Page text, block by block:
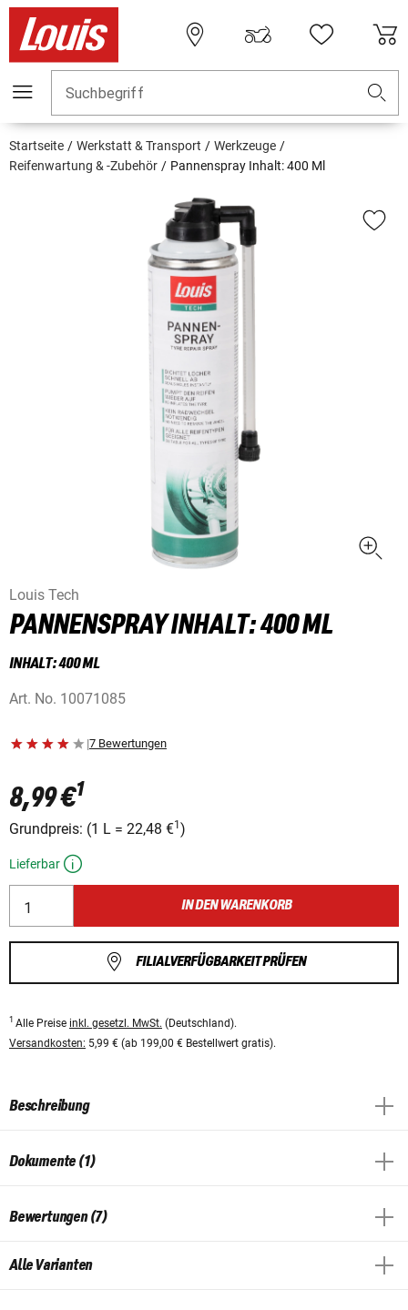
Suchbegriff
Startseite Werkstatt & Transport
Werkzeuge
Reifenwartung & -Zubehör
Pannenspray Inhalt: 400 Ml
Louis Tech
PANNENSPRAY INHALT: 400 ML
INHALT: 400 ML
Art. No. 10071085
|7 Bewertungen
8,99 €1
Grundpreis: (1 L = 22,48 €1 )
Lieferbar
IN DEN WARENKORB
FILIALVERFÜGBARKEIT PRÜFEN
1 Alle Preise inkl. gesetzl. MwSt. (Deutschland).
Versandkosten: 5,99 € (ab 199,00 € Bestellwert gratis).
Beschreibung
Dokumente (1)
Bewertungen (7)
Alle Varianten